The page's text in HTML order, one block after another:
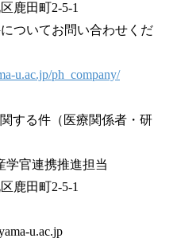
鹿田町2-5-1
ついてお問い合わせくだ
u.ac.jp/ph_company/
する件（医療関係者・研
官連携推進担当
鹿田町2-5-1
u.ac.jp